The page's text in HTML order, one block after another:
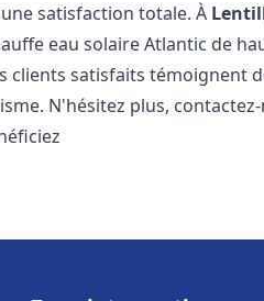
satisfaction totale. À
eau solaire Atlantic de
clients satisfaits témoignent
N'hésitez plus,